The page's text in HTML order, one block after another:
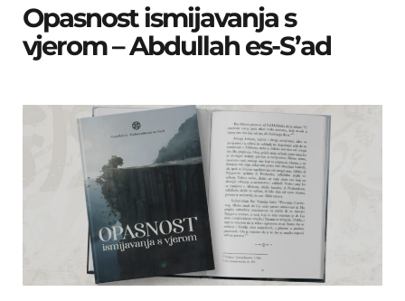
Opasnost ismijavanja s
vjerom – Abdullah es-S’ad